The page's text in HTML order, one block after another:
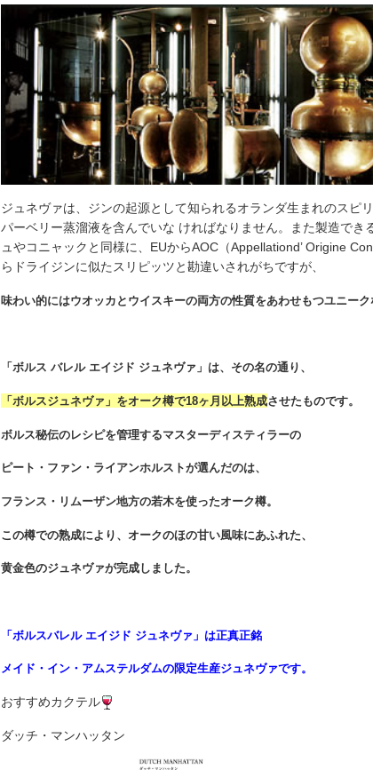
ジュネヴァは、ジンの起源として知られるオランダ生まれのスピ
パーベリー蒸溜液を含んでいな ければなりません。また製造で
ュやコニャックと同様に、EUからAOC（Appellationd’ Origine
らドライジンに似たスリピッツと勘違いされがちですが、
味わい的にはウオッカとウイスキーの両方の性質をあわせもつユニーク
「ボルス バレル エイジド ジュネヴァ」は、その名の通り、
「ボルスジュネヴァ」をオーク樽で18ヶ月以上熟成させたものです。
ボルス秘伝のレシピを管理するマスターディスティラーの
ピート・ファン・ライアンホルストが選んだのは、
フランス・リムーザン地方の若木を使ったオーク樽。
この樽での熟成により、オークのほの甘い風味にあふれた、
黄金色のジュネヴァが完成しました。
「ボルスバレル エイジド ジュネヴァ」は正真正銘
メイド・イン・アムステルダムの限定生産ジュネヴァです。
おすすめカクテル
ダッチ・マンハッタン